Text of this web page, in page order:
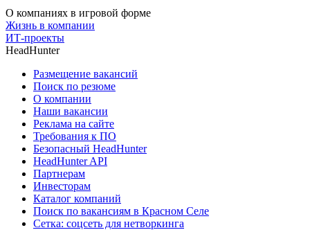
О компаниях в игровой форме
Жизнь в компании
ИТ-проекты
HeadHunter
Размещение вакансий
Поиск по резюме
О компании
Наши вакансии
Реклама на сайте
Требования к ПО
Безопасный HeadHunter
HeadHunter API
Партнерам
Инвесторам
Каталог компаний
Поиск по вакансиям в Красном Селе
Сетка: соцсеть для нетворкинга